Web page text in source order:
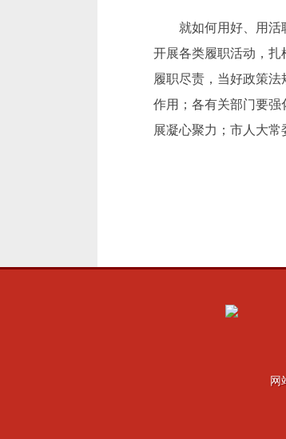
就如何用好、用
开展各类履职活动，扎
履职尽责，当好政策法
作用；各有关部门要
展凝心聚力；市人大
网